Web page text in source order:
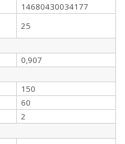
14680430034177
25
0,907
150
60
2